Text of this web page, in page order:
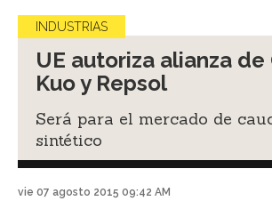
INDUSTRIAS
UE autoriza alianza de
Kuo y Repsol
Será para el mercado de
sintético
vie 07 agosto 2015 09:42 AM